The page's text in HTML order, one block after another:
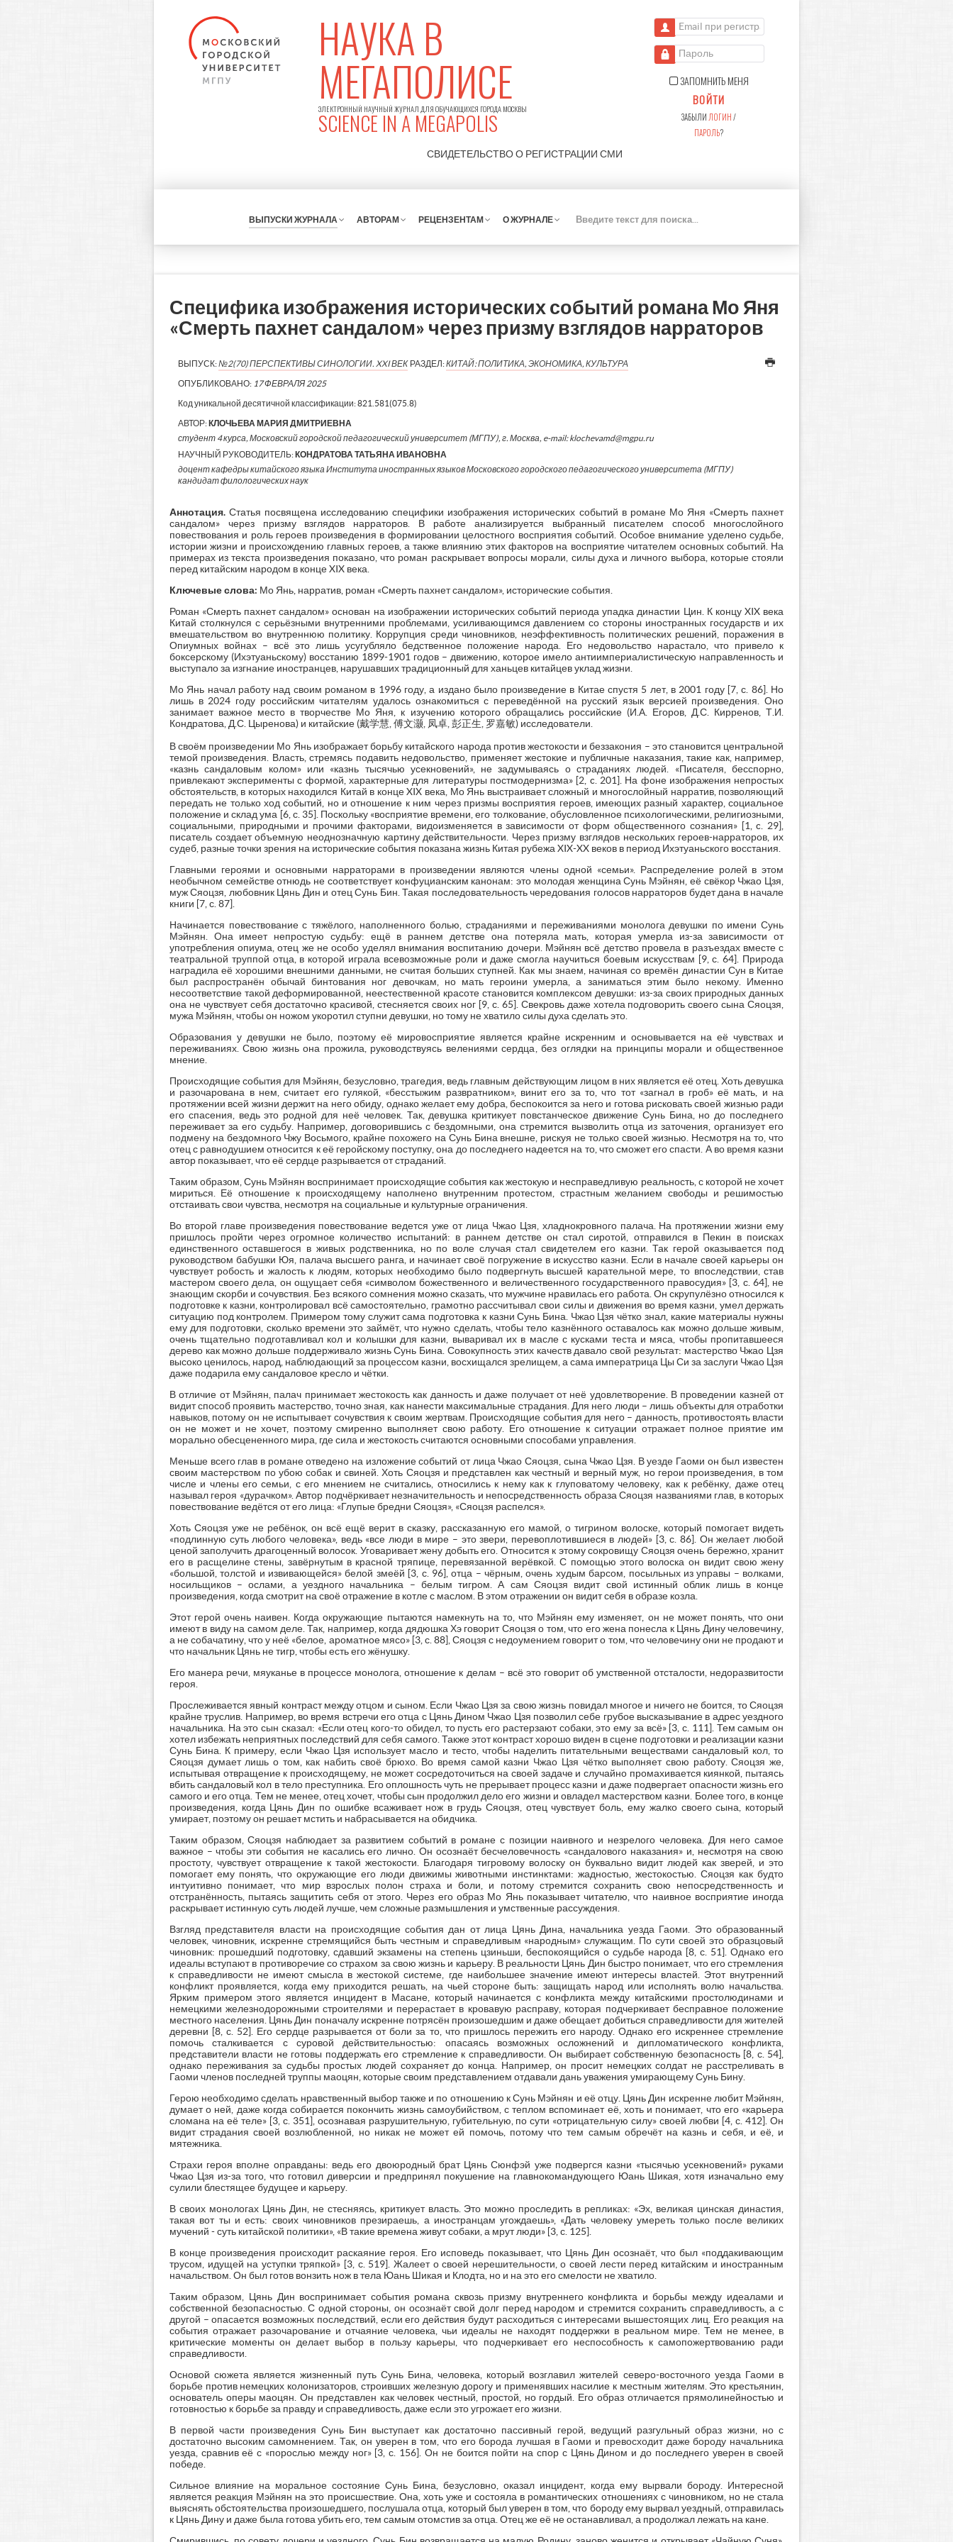
НАУКА В
МЕГАПОЛИСЕ
ЭЛЕКТРОННЫЙ НАУЧНЫЙ ЖУРНАЛ ДЛЯ ОБУЧАЮЩИХСЯ ГОРОДА МОСКВЫ
SCIENCE IN A MEGAPOLIS
СВИДЕТЕЛЬСТВО О РЕГИСТРАЦИИ СМИ
Email при регистрации
Пароль
ЗАПОМНИТЬ МЕНЯ
ВОЙТИ
ЗАБЫЛИ ЛОГИН/
ПАРОЛЬ?
ВЫПУСКИ ЖУРНАЛА АВТОРАМ РЕЦЕНЗЕНТАМ О ЖУРНАЛЕ
К
Специфика изображения исторических событий романа Мо Яня
«Смерть пахнет сандалом» через призму взглядов нарраторов
ВЫПУСК:№2(70) ПЕРСПЕКТИВЫ СИНОЛОГИИ. XXI ВЕК РАЗДЕЛ:КИТАЙ: ПОЛИТИКА, ЭКОНОМИКА, КУЛЬТУРА
ОПУБЛИКОВАНО: 17 ФЕВРАЛЯ 2025
Код уникальной десятичной классификации:821.581(075.8)
АВТОР: КЛОЧЬЕВА МАРИЯ ДМИТРИЕВНА
студент 4 курса, Московский городской педагогический университет (МГПУ), г. Москва, e-mail: klochevamd@mgpu.ru
НАУЧНЫЙ РУКОВОДИТЕЛЬ: КОНДРАТОВА ТАТЬЯНА ИВАНОВНА
доцент кафедры китайского языка Института иностранных языков Московского городского педагогического университета (МГПУ)
кандидат филологических наук
Аннотация. Статья посвящена исследованию специфики изображения исторических событий в романе Мо Яня «Смерть пахнет
сандалом» через призму взглядов нарраторов. В работе анализируется выбранный писателем способ многослойного
повествования и роль героев произведения в формировании целостного восприятия событий. Особое внимание уделено судьбе,
истории жизни и происхождению главных героев, а также влиянию этих факторов на восприятие читателем основных событий. На
примерах из текста произведения показано, что роман раскрывает вопросы морали, силы духа и личного выбора, которые стояли
перед китайским народом в конце XIX века.
Ключевые слова: Мо Янь, нарратив, роман «Смерть пахнет сандалом», исторические события.
Роман «Смерть пахнет сандалом» основан на изображении исторических событий периода упадка династии Цин. К концу XIX века
Китай столкнулся с серьёзными внутренними проблемами, усиливающимся давлением со стороны иностранных государств и их
вмешательством во внутреннюю политику. Коррупция среди чиновников, неэффективность политических решений, поражения в
Опиумных войнах – всё это лишь усугубляло бедственное положение народа. Его недовольство нарастало, что привело к
боксерскому (Ихэтуаньскому) восстанию 1899-1901 годов – движению, которое имело антиимпериалистическую направленность и
выступало за изгнание иностранцев, нарушавших традиционный для ханьцев китайцев уклад жизни.
Мо Янь начал работу над своим романом в 1996 году, а издано было произведение в Китае спустя 5 лет, в 2001 году [7, с. 86]. Но
лишь в 2024 году российским читателям удалось ознакомиться с переведённой на русский язык версией произведения. Оно
занимает важное место в творчестве Мо Яня, к изучению которого обращались российские (И.А. Егоров, Д.С. Кирренов, Т.И.
Кондратова, Д.С. Цыренова) и китайские (戴学慧, 傅文灏, 凤卓, 彭正生, 罗嘉敏) исследователи.
В своём произведении Мо Янь изображает борьбу китайского народа против жестокости и беззакония – это становится центральной
темой произведения. Власть, стремясь подавить недовольство, применяет жестокие и публичные наказания, такие как, например,
«казнь сандаловым колом» или «казнь тысячью усекновений», не задумываясь о страданиях людей. «Писателя, бесспорно,
привлекают эксперименты с формой, характерные для литературы постмодернизма» [2, c. 201]. На фоне изображения непростых
обстоятельств, в которых находился Китай в конце XIX века, Мо Янь выстраивает сложный и многослойный нарратив, позволяющий
передать не только ход событий, но и отношение к ним через призмы восприятия героев, имеющих разный характер, социальное
положение и склад ума [6, с. 35]. Поскольку «восприятие времени, его толкование, обусловленное психологическими, религиозными,
социальными, природными и прочими факторами, видоизменяется в зависимости от форм общественного сознания» [1, c. 29],
писатель создает объемную неоднозначную картину действительности. Через призму взглядов нескольких героев-нарраторов, их
судеб, разные точки зрения на исторические события показана жизнь Китая рубежа XIX-XX веков в период Ихэтуаньского восстания.
Главными героями и основными нарраторами в произведении являются члены одной «семьи». Распределение ролей в этом
необычном семействе отнюдь не соответствует конфуцианским канонам: это молодая женщина Сунь Мэйнян, её свёкор Чжао Цзя,
муж Сяоцзя, любовник Цянь Дин и отец Сунь Бин. Такая последовательность чередования голосов нарраторов будет дана в начале
книги [7, с. 87].
Начинается повествование с тяжёлого, наполненного болью, страданиями и переживаниями монолога девушки по имени Сунь
Мэйнян. Она имеет непростую судьбу: ещё в раннем детстве она потеряла мать, которая умерла из-за зависимости от
употребления опиума, отец же не особо уделял внимания воспитанию дочери. Мэйнян всё детство провела в разъездах вместе с
театральной труппой отца, в которой играла всевозможные роли и даже смогла научиться боевым искусствам [9, с. 64]. Природа
наградила её хорошими внешними данными, не считая больших ступней. Как мы знаем, начиная со времён династии Сун в Китае
был распространён обычай бинтования ног девочкам, но мать героини умерла, а заниматься этим было некому. Именно
несоответствие такой деформированной, неестественной красоте становится комплексом девушки: из-за своих природных данных
она не чувствует себя достаточно красивой, стесняется своих ног [9, с. 65]. Свекровь даже хотела подговорить своего сына Сяоцзя,
мужа Мэйнян, чтобы он ножом укоротил ступни девушки, но тому не хватило силы духа сделать это.
Образования у девушки не было, поэтому её мировосприятие является крайне искренним и основывается на её чувствах и
переживаниях. Свою жизнь она прожила, руководствуясь велениями сердца, без оглядки на принципы морали и общественное
мнение.
Происходящие события для Мэйнян, безусловно, трагедия, ведь главным действующим лицом в них является её отец. Хоть девушка
и разочарована в нем, считает его гулякой, «бесстыжим развратником», винит его за то, что тот «загнал в гроб» её мать, и на
протяжении всей жизни держит на него обиду, однако желает ему добра, беспокоится за него и готова рисковать своей жизнью ради
его спасения, ведь это родной для неё человек. Так, девушка критикует повстанческое движение Сунь Бина, но до последнего
переживает за его судьбу. Например, договорившись с бездомными, она стремится вызволить отца из заточения, организует его
подмену на бездомного Чжу Восьмого, крайне похожего на Сунь Бина внешне, рискуя не только своей жизнью. Несмотря на то, что
отец с равнодушием относится к её геройскому поступку, она до последнего надеется на то, что сможет его спасти. А во время казни
автор показывает, что её сердце разрывается от страданий.
Таким образом, Сунь Мэйнян воспринимает происходящие события как жестокую и несправедливую реальность, с которой не хочет
мириться. Её отношение к происходящему наполнено внутренним протестом, страстным желанием свободы и решимостью
отстаивать свои чувства, несмотря на социальные и культурные ограничения.
Во второй главе произведения повествование ведется уже от лица Чжао Цзя, хладнокровного палача. На протяжении жизни ему
пришлось пройти через огромное количество испытаний: в раннем детстве он стал сиротой, отправился в Пекин в поисках
единственного оставшегося в живых родственника, но по воле случая стал свидетелем его казни. Так герой оказывается под
руководством бабушки Юя, палача высшего ранга, и начинает своё погружение в искусство казни. Если в начале своей карьеры он
чувствует робость и жалость к людям, которых необходимо было подвергнуть высшей карательной мере, то впоследствии, став
мастером своего дела, он ощущает себя «символом божественного и величественного государственного правосудия» [3, с. 64], не
знающим скорби и сочувствия. Без всякого сомнения можно сказать, что мужчине нравилась его работа. Он скрупулёзно относился к
подготовке к казни, контролировал всё самостоятельно, грамотно рассчитывал свои силы и движения во время казни, умел держать
ситуацию под контролем. Примером тому служит сама подготовка к казни Сунь Бина. Чжао Цзя чётко знал, какие материалы нужны
ему для подготовки, сколько времени это займёт, что нужно сделать, чтобы тело казнённого оставалось как можно дольше живым,
очень тщательно подготавливал кол и колышки для казни, вываривал их в масле с кусками теста и мяса, чтобы пропитавшееся
дерево как можно дольше поддерживало жизнь Сунь Бина. Совокупность этих качеств давало свой результат: мастерство Чжао Цзя
высоко ценилось, народ, наблюдающий за процессом казни, восхищался зрелищем, а сама императрица Цы Си за заслуги Чжао Цзя
даже подарила ему сандаловое кресло и чётки.
В отличие от Мэйнян, палач принимает жестокость как данность и даже получает от неё удовлетворение. В проведении казней от
видит способ проявить мастерство, точно зная, как нанести максимальные страдания. Для него люди – лишь объекты для отработки
навыков, потому он не испытывает сочувствия к своим жертвам. Происходящие события для него – данность, противостоять власти
он не может и не хочет, поэтому смиренно выполняет свою работу. Его отношение к ситуации отражает полное приятие им
морально обесцененного мира, где сила и жестокость считаются основными способами управления.
Меньше всего глав в романе отведено на изложение событий от лица Чжао Сяоцзя, сына Чжао Цзя. В уезде Гаоми он был известен
своим мастерством по убою собак и свиней. Хоть Сяоцзя и представлен как честный и верный муж, но герои произведения, в том
числе и члены его семьи, с его мнением не считались, относились к нему как к глуповатому человеку, как к ребёнку, даже отец
называл героя «дурачком». Автор подчёркивает незначительность и непосредственность образа Сяоцзя названиями глав, в которых
повествование ведётся от его лица: «Глупые бредни Сяоцзя», «Сяоцзя распелся».
Хоть Сяоцзя уже не ребёнок, он всё ещё верит в сказку, рассказанную его мамой, о тигрином волоске, который помогает видеть
«подлинную суть любого человека», ведь «все люди в мире – это звери, перевоплотившиеся в людей» [3, с. 86]. Он желает любой
ценой заполучить драгоценный волосок. Уговаривает жену добыть его. Относится к этому сокровищу Сяоцзя очень бережно, хранит
его в расщелине стены, завёрнутым в красной тряпице, перевязанной верёвкой. С помощью этого волоска он видит свою жену
«большой, толстой и извивающейся» белой змеёй [3, с. 96], отца – чёрным, очень худым барсом, посыльных из управы – волками,
носильщиков – ослами, а уездного начальника – белым тигром. А сам Сяоцзя видит свой истинный облик лишь в конце
произведения, когда смотрит на своё отражение в котле с маслом. В этом отражении он видит себя в образе козла.
Этот герой очень наивен. Когда окружающие пытаются намекнуть на то, что Мэйнян ему изменяет, он не может понять, что они
имеют в виду на самом деле. Так, например, когда дядюшка Хэ говорит Сяоцзя о том, что его жена понесла к Цянь Дину человечину,
а не собачатину, что у неё «белое, ароматное мясо» [3, с. 88], Сяоцзя с недоумением говорит о том, что человечину они не продают и
что начальник Цянь не тигр, чтобы есть его жёнушку.
Его манера речи, мяуканье в процессе монолога, отношение к делам – всё это говорит об умственной отсталости, недоразвитости
героя.
Прослеживается явный контраст между отцом и сыном. Если Чжао Цзя за свою жизнь повидал многое и ничего не боится, то Сяоцзя
крайне труслив. Например, во время встречи его отца с Цянь Дином Чжао Цзя позволил себе грубое высказывание в адрес уездного
начальника. На это сын сказал: «Если отец кого-то обидел, то пусть его растерзают собаки, это ему за всё» [3, с. 111]. Тем самым он
хотел избежать неприятных последствий для себя самого. Также этот контраст хорошо виден в сцене подготовки и реализации казни
Сунь Бина. К примеру, если Чжао Цзя использует масло и тесто, чтобы наделить питательными веществами сандаловый кол, то
Сяоцзя думает лишь о том, как набить своё брюхо. Во время самой казни Чжао Цзя чётко выполняет свою работу. Сяоцзя же,
испытывая отвращение к происходящему, не может сосредоточиться на своей задаче и случайно промахивается киянкой, пытаясь
вбить сандаловый кол в тело преступника. Его оплошность чуть не прерывает процесс казни и даже подвергает опасности жизнь его
самого и его отца. Тем не менее, отец хочет, чтобы сын продолжил дело его жизни и овладел мастерством казни. Более того, в конце
произведения, когда Цянь Дин по ошибке всаживает нож в грудь Сяоцзя, отец чувствует боль, ему жалко своего сына, который
умирает, поэтому он решает мстить и набрасывается на обидчика.
Таким образом, Сяоцзя наблюдает за развитием событий в романе с позиции наивного и незрелого человека. Для него самое
важное – чтобы эти события не касались его лично. Он осознаёт бесчеловечность «сандалового наказания» и, несмотря на свою
простоту, чувствует отвращение к такой жестокости. Благодаря тигровому волоску он буквально видит людей как зверей, и это
помогает ему понять, что окружающие его люди движимы животными инстинктами: жадностью, жестокостью. Сяоцзя как будто
интуитивно понимает, что мир взрослых полон страха и боли, и потому стремится сохранить свою непосредственность и
отстранённость, пытаясь защитить себя от этого. Через его образ Мо Янь показывает читателю, что наивное восприятие иногда
раскрывает истинную суть людей лучше, чем сложные размышления и умственные рассуждения.
Взгляд представителя власти на происходящие события дан от лица Цянь Дина, начальника уезда Гаоми. Это образованный
человек, чиновник, искренне стремящийся быть честным и справедливым «народным» служащим. По сути своей это образцовый
чиновник: прошедший подготовку, сдавший экзамены на степень цзиньши, беспокоящийся о судьбе народа [8, с. 51]. Однако его
идеалы вступают в противоречие со страхом за свою жизнь и карьеру. В реальности Цянь Дин быстро понимает, что его стремления
к справедливости не имеют смысла в жестокой системе, где наибольшее значение имеют интересы властей. Этот внутренний
конфликт проявляется, когда ему приходится решать, на чьей стороне быть: защищать народ или исполнять волю начальства.
Ярким примером этого является инцидент в Масане, который начинается с конфликта между китайскими простолюдинами и
немецкими железнодорожными строителями и перерастает в кровавую расправу, которая подчеркивает бесправное положение
местного населения. Цянь Дин поначалу искренне потрясён произошедшим и даже обещает добиться справедливости для жителей
деревни [8, с. 52]. Его сердце разрывается от боли за то, что пришлось пережить его народу. Однако его искреннее стремление
помочь сталкивается с суровой действительностью: опасаясь возможных осложнений и дипломатического конфликта,
представители власти не готовы поддержать его стремление к справедливости. Он выбирает собственную безопасность [8, с. 54],
однако переживания за судьбы простых людей сохраняет до конца. Например, он просит немецких солдат не расстреливать в
Гаоми членов последней труппы маоцян, которые своим представлением отдавали дань уважения умирающему Сунь Бину.
Герою необходимо сделать нравственный выбор также и по отношению к Сунь Мэйнян и её отцу. Цянь Дин искренне любит Мэйнян,
думает о ней, даже когда собирается покончить жизнь самоубийством, с теплом вспоминает её, хоть и понимает, что его «карьера
сломана на её теле» [3, с. 351], осознавая разрушительную, губительную, по сути «отрицательную силу» своей любви [4, с. 412]. Он
видит страдания своей возлюбленной, но никак не может ей помочь, потому что тем самым обречёт на казнь и себя, и её, и
мятежника.
Страхи героя вполне оправданы: ведь его двоюродный брат Цянь Сюнфэй уже подвергся казни «тысячью усекновений» руками
Чжао Цзя из-за того, что готовил диверсии и предпринял покушение на главнокомандующего Юань Шикая, хотя изначально ему
сулили блестящее будущее и карьеру.
В своих монологах Цянь Дин, не стесняясь, критикует власть. Это можно проследить в репликах: «Эх, великая цинская династия,
такая вот ты и есть: своих чиновников презираешь, а иностранцам угождаешь», «Дать человеку умереть только после великих
мучений - суть китайской политики», «В такие времена живут собаки, а мрут люди» [3, с. 125].
В конце произведения происходит раскаяние героя. Его исповедь показывает, что Цянь Дин осознаёт, что был «поддакивающим
трусом, идущей на уступки тряпкой» [3, с. 519]. Жалеет о своей нерешительности, о своей лести перед китайским и иностранным
начальством. Он был готов вонзить нож в тела Юань Шикая и Клодта, но и на это его смелости не хватило.
Таким образом, Цянь Дин воспринимает события романа сквозь призму внутреннего конфликта и борьбы между идеалами и
собственной безопасностью. С одной стороны, он осознаёт свой долг перед народом и стремится сохранить справедливость, а с
другой – опасается возможных последствий, если его действия будут расходиться с интересами вышестоящих лиц. Его реакция на
события отражает разочарование и отчаяние человека, чьи идеалы не находят поддержки в реальном мире. Тем не менее, в
критические моменты он делает выбор в пользу карьеры, что подчеркивает его неспособность к самопожертвованию ради
справедливости.
Основой сюжета является жизненный путь Сунь Бина, человека, который возглавил жителей северо-восточного уезда Гаоми в
борьбе против немецких колонизаторов, строивших железную дорогу и применявших насилие к местным жителям. Это крестьянин,
основатель оперы маоцян. Он представлен как человек честный, простой, но гордый. Его образ отличается прямолинейностью и
готовностью к борьбе за правду и справедливость, даже если это угрожает его жизни.
В первой части произведения Сунь Бин выступает как достаточно пассивный герой, ведущий разгульный образ жизни, но с
достаточно высоким самомнением. Так, он уверен в том, что его борода лучшая в Гаоми и превосходит даже бороду начальника
уезда, сравнив её с «порослью между ног» [3, с. 156]. Он не боится пойти на спор с Цянь Дином и до последнего уверен в своей
победе.
Сильное влияние на моральное состояние Сунь Бина, безусловно, оказал инцидент, когда ему вырвали бороду. Интересной
является реакция Мэйнян на это происшествие. Она, хоть уже и состояла в романтических отношениях с чиновником, но не стала
выяснять обстоятельства произошедшего, послушала отца, который был уверен в том, что бороду ему вырвал уездный, отправилась
к Цянь Дину и даже была готова убить его, тем самым отомстив за отца. Отец же её не останавливал, а продолжал лежать на кане.